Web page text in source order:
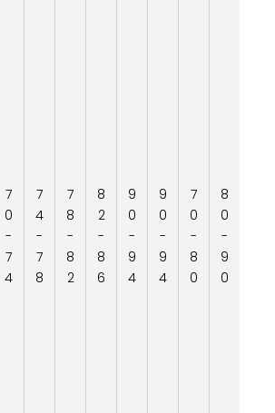
7
0
-
7
4
7
4
-
7
8
7
8
-
8
2
8
2
-
8
6
9
0
-
9
4
9
0
-
9
4
7
0
-
8
0
8
0
-
9
0